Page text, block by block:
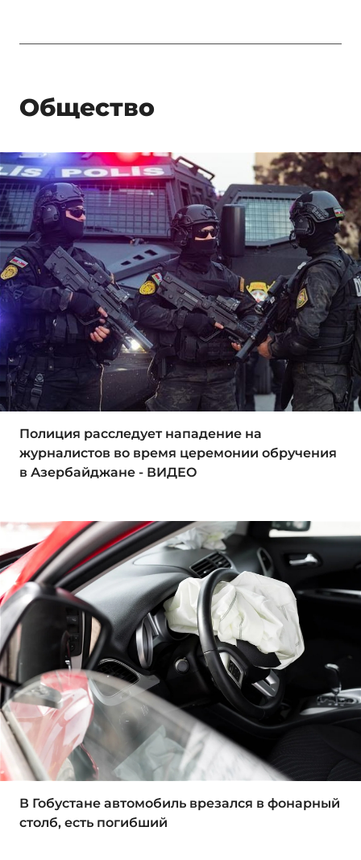
Общество
Полиция расследует нападение на
журналистов во время церемонии обручения
в Азербайджане - ВИДЕО
В Гобустане автомобиль врезался в фонарный
столб, есть погибший